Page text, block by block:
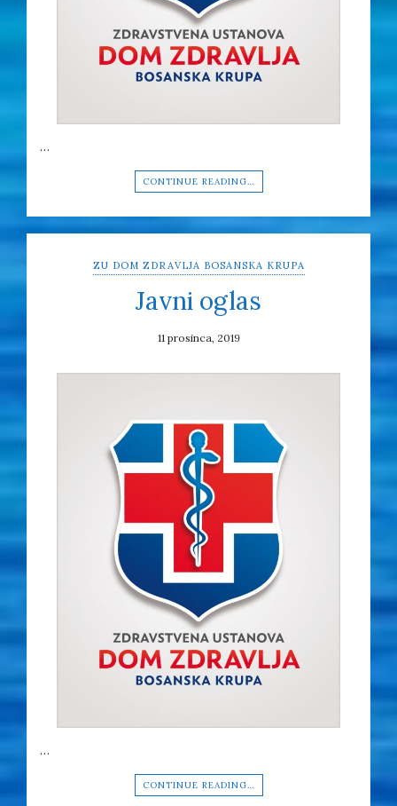
…
CONTINUE READING…
ZU DOM ZDRAVLJA BOSANSKA KRUPA
Javni oglas
11 prosinca, 2019
…
CONTINUE READING…